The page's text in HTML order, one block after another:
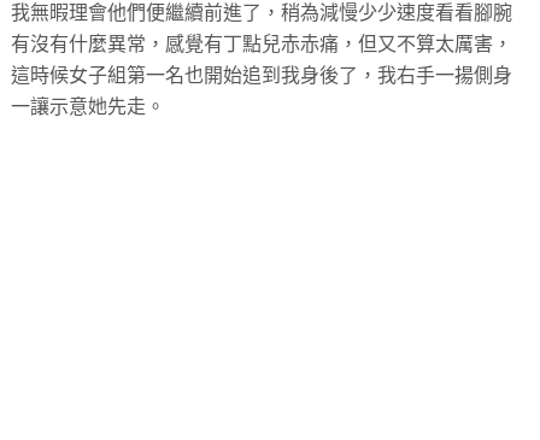
我無暇理會他們便繼續前進了，稍為減慢少少速度看看腳腕
有沒有什麼異常，感覺有丁點兒赤赤痛，但又不算太厲害，
這時候女子組第一名也開始追到我身後了，我右手一揚側身
一讓示意她先走。